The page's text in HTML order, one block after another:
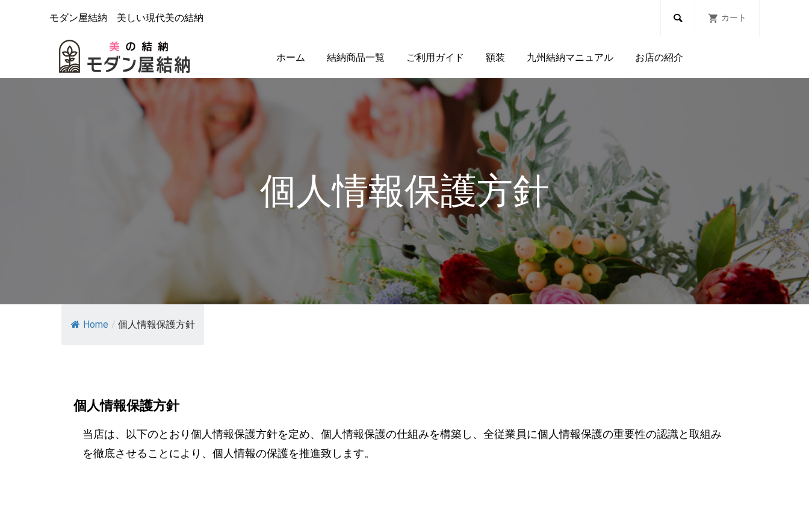
モダン屋結納 美しい現代美の結納  カート
ホーム 結納商品一覧 ご利用ガイド 額装 九州結納マニュアル お店の紹介
個人情報保護方針
Home / 個人情報保護方針
個人情報保護方針
当店は、以下のとおり個人情報保護方針を定め、個人情報保護の仕組みを構築し、全従業員に個人情報保護の重要性の認識と取組み
を徹底させることにより、個人情報の保護を推進致します。